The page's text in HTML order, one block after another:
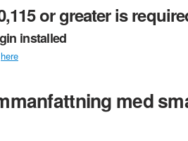
or greater is
installed
here
med